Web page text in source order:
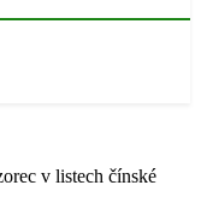
v listech čínské